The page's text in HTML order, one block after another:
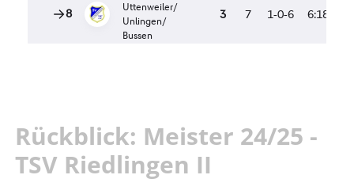
Rückblick: Meister 24/25 -
TSV Riedlingen II